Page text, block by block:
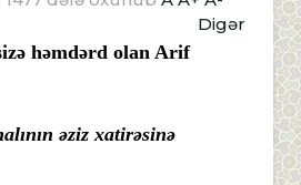
Digər
həmdərd olan Arif
əziz xatirəsinə